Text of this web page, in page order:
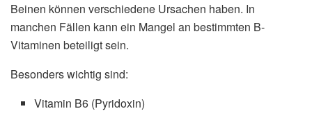
Beinen können verschiedene Ursachen haben. In
manchen Fällen kann ein Mangel an bestimmten B-
Vitaminen beteiligt sein.
Besonders wichtig sind:
Vitamin B6 (Pyridoxin)